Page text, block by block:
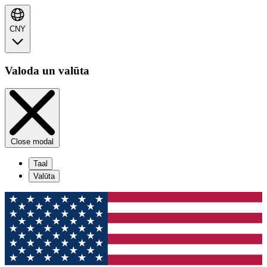
CNY
Valoda un valūta
Close modal
Taal
Valūta